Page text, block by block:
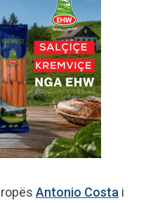
Antonio Costa i